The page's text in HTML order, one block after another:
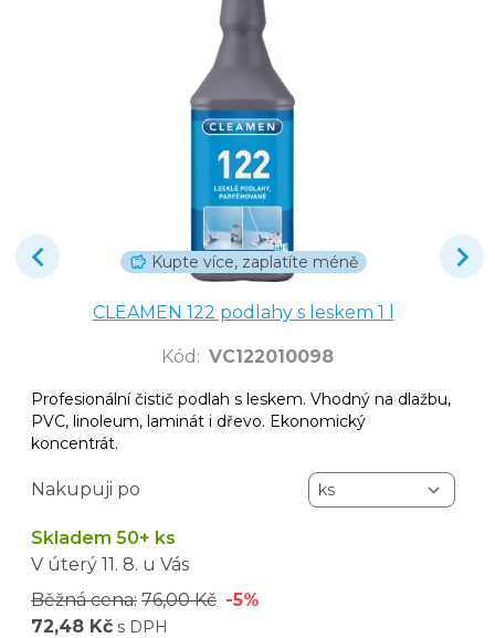
Kupte více, zaplatíte méně
CLEAMEN 122 podlahy s leskem 1 l
Kód : VC122010098
Profesionální čistič podlah s leskem. Vhodný na dlažbu,
PVC, linoleum, laminát i dřevo. Ekonomický
koncentrát.
Nakupuji po
Skladem 50+ ks
V úterý 11. 8. u Vás
Běžná cena: 76,00 Kč -5%
72,48 Kč s DPH